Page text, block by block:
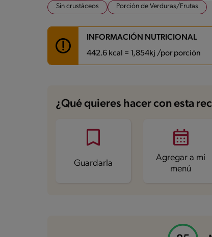
Sin crustáceos
Porción de Verduras/Frutas
INFORMACIÓN NUTRICIONAL
442.6 kcal = 1,854kj /por porción
Energía
442.6 kcal
Grasas 12.2 g
Sodio
¿Qué quieres hacer con esta
Guardarla
Agregar a mi
menú